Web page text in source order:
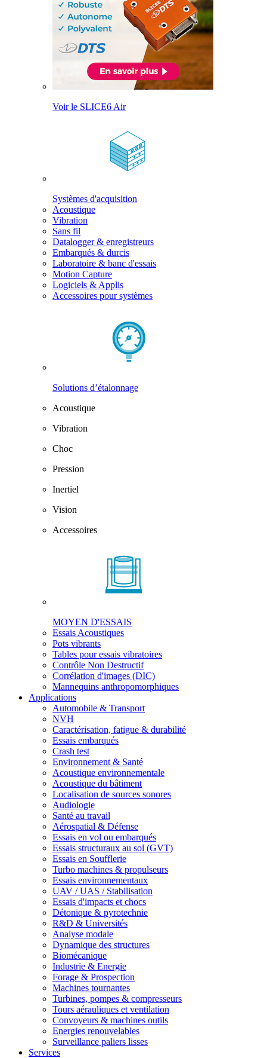
Voir le SLICE6 Air
Systèmes d'acquisition
Acoustique
Vibration
Sans fil
Datalogger & enregistreurs
Embarqués & durcis
Laboratoire & banc d'essais
Motion Capture
Logiciels & Applis
Accessoires pour systèmes
Solutions d’étalonnage
Acoustique
Vibration
Choc
Pression
Inertiel
Vision
Accessoires
MOYEN D'ESSAIS
Essais Acoustiques
Pots vibrants
Tables pour essais vibratoires
Contrôle Non Destructif
Corrélation d'images (DIC)
Mannequins anthropomorphiques
Applications
Automobile & Transport
NVH
Caractérisation, fatigue & durabilité
Essais embarqués
Crash test
Environnement & Santé
Acoustique environnementale
Acoustique du bâtiment
Localisation de sources sonores
Audiologie
Santé au travail
Aérospatial & Défense
Essais en vol ou embarqués
Essais structuraux au sol (GVT)
Essais en Soufflerie
Turbo machines & propulseurs
Essais environnementaux
UAV / UAS / Stabilisation
Essais d'impacts et chocs
Détonique & pyrotechnie
R&D & Universités
Analyse modale
Dynamique des structures
Biomécanique
Industrie & Energie
Forage & Prospection
Machines tournantes
Turbines, pompes & compresseurs
Tours aérauliques et ventilation
Convoyeurs & machines outils
Energies renouvelables
Surveillance paliers lisses
Services